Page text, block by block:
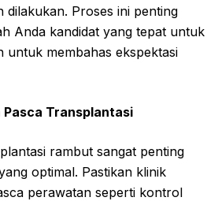
dilakukan. Proses ini penting
Anda kandidat yang tepat untuk
untuk membahas ekspektasi
Pasca Transplantasi
rambut sangat penting
optimal. Pastikan klinik
perawatan seperti kontrol